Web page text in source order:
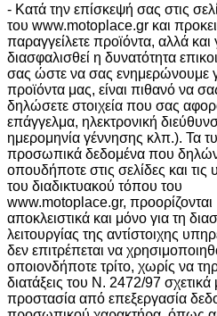
- Κατά την επίσκεψή σας στις
του www.motoplace.gr και
παραγγείλετε προϊόντα, αλλά και
διασφαλισθεί η δυνατότητα
σας ώστε να σας ενημερώνουμε
προϊόντα μας, είναι πιθανό να
δηλώσετε στοιχεία που σας
επάγγελμα, ηλεκτρονική
ημερομηνία γέννησης κλπ.). Τα
προσωπικά δεδομένα που
οπουδήποτε στις σελίδες και τις
του διαδικτυακού τόπου του
www.motoplace.gr, προορίζονται
αποκλειστικά και μόνο για τη
λειτουργίας της αντίστοιχης
δεν επιτρέπεται να
οποιονδήποτε τρίτο, χωρίς να
διατάξεις του Ν. 2472/97 σχετικά
προστασία από επεξεργασία